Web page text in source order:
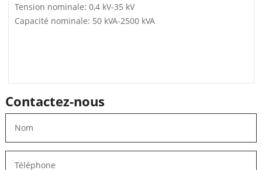
Tension nominale: 0,4 kV-35 kV
Capacité nominale: 50 kVA-2500 kVA
Contactez-nous